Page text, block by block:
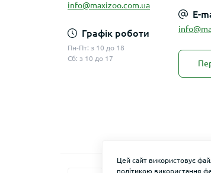
info@maxizoo.com.ua
Графік роботи
Пн-Пт: з 10 до 18
Сб: з 10 до 17
E-
Цей сайт використовує
політикою використання